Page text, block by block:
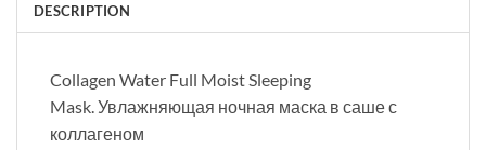
DESCRIPTION
Collagen Water Full Moist Sleeping
Mask. Увлажняющая ночная маска в саше с
коллагеном